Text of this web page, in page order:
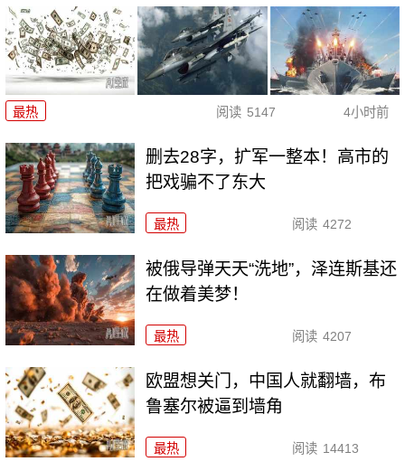
最热 阅读 5147 4小时前
删去28字，扩军一整本！高市的
把戏骗不了东大
最热 阅读 4272
被俄导弹天天“洗地”，泽连斯基还
在做着美梦！
最热 阅读 4207
欧盟想关门，中国人就翻墙，布
鲁塞尔被逼到墙角
最热 阅读 14413